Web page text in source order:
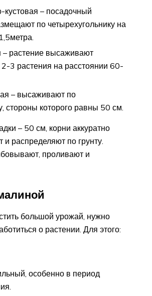
кустовая – посадочный
по четырехугольнику на
– растение высаживают
3 растения на расстоянии 60-
– высаживают по
стороны которого равны 50 см.
– 50 см, корни аккуратно
и распределяют по грунту.
проливают и
большой урожай, нужно
о растении. Для этого:
особенно в период